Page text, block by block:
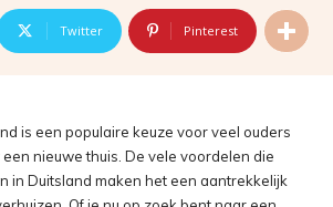
Twitter Pinterest
is een populaire keuze voor veel ouders
nieuwe thuis. De vele voordelen die
in Duitsland maken het een aantrekkelijk